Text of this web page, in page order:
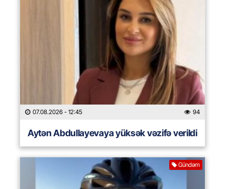
07.08.2026 - 12:45 94
Aytən Abdullayevaya yüksək vəzifə verildi
Gündəm